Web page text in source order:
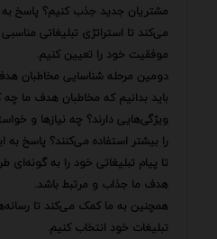
مشتریان جدید جذب کنیم؟ پاسخ
می‌کند تا استراتژی تبلیغاتی
موفقیت خود را تعیین کنیم.
دومین مرحله شناسایی مخاطبان
باید بدانیم که مخاطبان هدف ما
ویژگی‌هایی دارند؟ چه نیازها و
را بیشتر استفاده می‌کنند؟ پاسخ
تا پیام تبلیغاتی خود را به گونه‌ای
هدف ما جذاب و مرتبط باشد.
همچنین به ما کمک می‌کند تا
تبلیغات خود انتخاب کنیم.